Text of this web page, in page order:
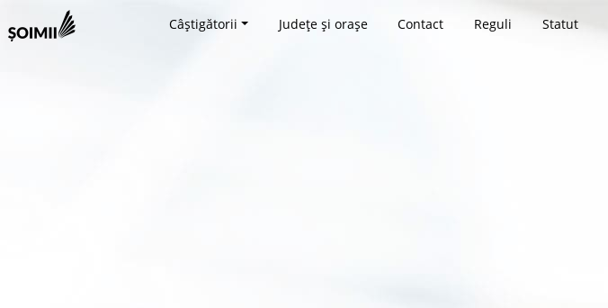
Câștigătorii Județe și orașe Contact Reguli Statut